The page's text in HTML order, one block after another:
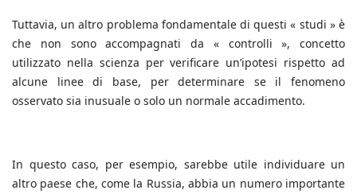
Tuttavia, un altro problema fondamentale di questi « studi » è
che non sono accompagnati da « controlli », concetto
utilizzato nella scienza per verificare un’ipotesi rispetto ad
alcune linee di base, per determinare se il fenomeno
osservato sia inusuale o solo un normale accadimento.
In questo caso, per esempio, sarebbe utile individuare un
altro paese che, come la Russia, abbia un numero importante